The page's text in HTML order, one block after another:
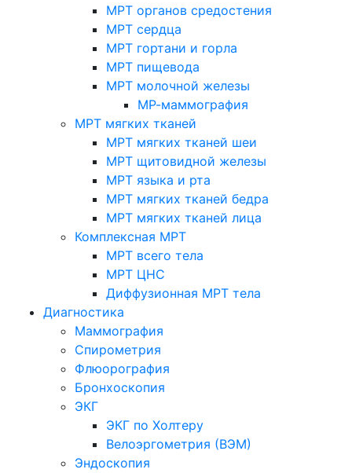
МРТ органов средостения
МРТ сердца
МРТ гортани и горла
МРТ пищевода
МРТ молочной железы
МР-маммография
МРТ мягких тканей
МРТ мягких тканей шеи
МРТ щитовидной железы
МРТ языка и рта
МРТ мягких тканей бедра
МРТ мягких тканей лица
Комплексная МРТ
МРТ всего тела
МРТ ЦНС
Диффузионная МРТ тела
Диагностика
Маммография
Спирометрия
Флюорография
Бронхоскопия
ЭКГ
ЭКГ по Холтеру
Велоэргометрия (ВЭМ)
Эндоскопия